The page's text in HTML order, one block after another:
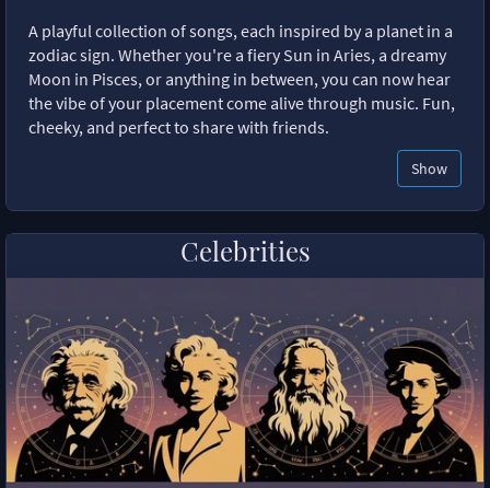
A playful collection of songs, each inspired by a planet in a
zodiac sign. Whether you're a fiery Sun in Aries, a dreamy
Moon in Pisces, or anything in between, you can now hear
the vibe of your placement come alive through music. Fun,
cheeky, and perfect to share with friends.
Show
Celebrities